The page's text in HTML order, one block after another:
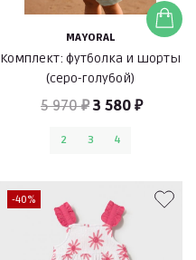
MAYORAL
Комплект: футболка и шорты
(серо-голубой)
5 970 ₽3 580 ₽
2 3 4
-40%